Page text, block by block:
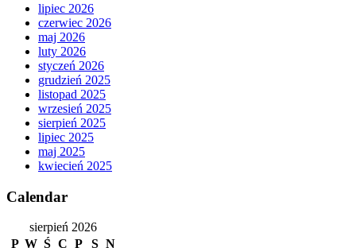
lipiec 2026
czerwiec 2026
maj 2026
luty 2026
styczeń 2026
grudzień 2025
listopad 2025
wrzesień 2025
sierpień 2025
lipiec 2025
maj 2025
kwiecień 2025
Calendar
sierpień 2026
P W Ś C P S N